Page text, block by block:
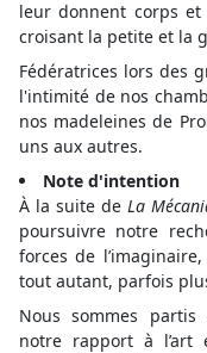
leur donnent corps et
croisant la petite et la
Fédératrices lors des
l'intimité de nos
nos madeleines de
uns aux autres.
Note d'intention
À la suite de La
poursuivre notre
forces de
tout autant, parfois
Nous sommes
notre rapport à l’art